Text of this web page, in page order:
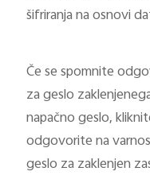
šifriranja na osnovi
Če se spomnite
za geslo
napačno geslo,
odgovorite na
geslo za zaklenjen